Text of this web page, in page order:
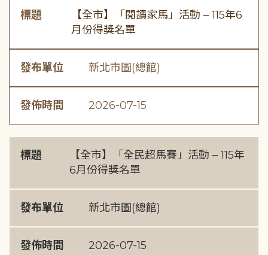
標題
【全市】「閱讀家馬」活動 – 115年6
月份得獎名單
發布單位 新北市圖(總館)
發佈時間 2026-07-15
標題
【全市】「全民超馬賽」活動 – 115年
6月份得獎名單
發布單位 新北市圖(總館)
發佈時間 2026-07-15